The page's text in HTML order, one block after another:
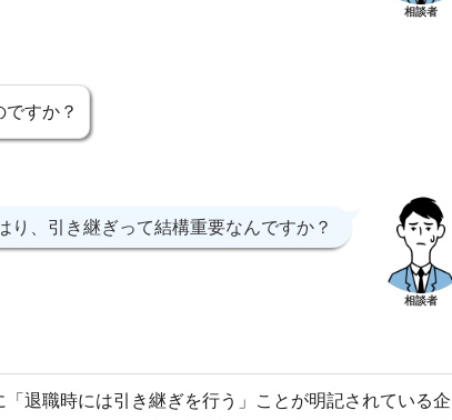
相談者
すか？
り、引き継ぎって結構重要なんですか？
相談者
「退職時には引き継ぎを行う」ことが明記されている企